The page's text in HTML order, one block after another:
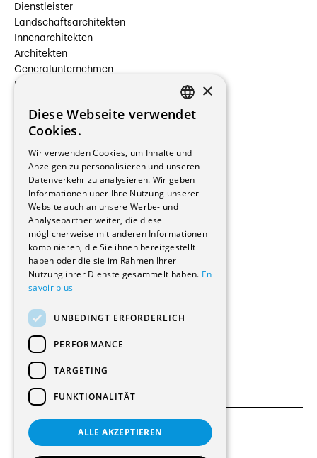
Dienstleister
Landschaftsarchitekten
Innenarchitekten
Architekten
Generalunternehmen
Beauftragte Unternehmen
Hersteller/Lieferanten
Bauherrschaften
Immobilienverwaltungsgesellschaften
Stockwerkeigentum
Reportagen
Wohnungen
Renovierungen
Innere Umbauten
Gastgewerbe und Tourismus
Verwaltungsgebäude und Geschäfte
Schuleinrichtungen
Medizinische Einrichtungen
Kultur - Sport - Freizeit
Industrie - Handwerk
Transport und Parkplätze
Diverse Bauten
Allgemeine Bedingungen
FRENCH
×
Diese Webseite verwendet
Cookies.
Wir verwenden Cookies, um Inhalte und
Anzeigen zu personalisieren und unseren
Datenverkehr zu analysieren. Wir geben
Informationen über Ihre Nutzung unserer
Website auch an unsere Werbe- und
Analysepartner weiter, die diese
möglicherweise mit anderen Informationen
kombinieren, die Sie ihnen bereitgestellt
haben oder die sie im Rahmen Ihrer
Nutzung ihrer Dienste gesammelt haben. En
savoir plus
UNBEDINGT ERFORDERLICH
PERFORMANCE
TARGETING
FUNKTIONALITÄT
ALLE AKZEPTIEREN